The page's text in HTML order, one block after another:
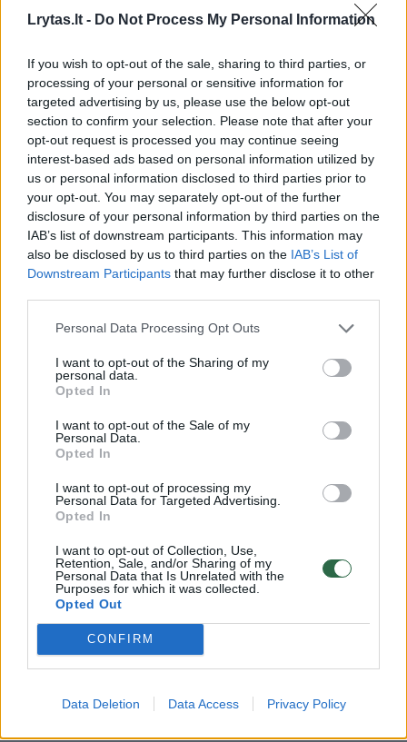
Lrytas.lt - Do Not Process My Personal Information
If you wish to opt-out of the sale, sharing to third parties, or
processing of your personal or sensitive information for
targeted advertising by us, please use the below opt-out
section to confirm your selection. Please note that after your
opt-out request is processed you may continue seeing
interest-based ads based on personal information utilized by
us or personal information disclosed to third parties prior to
your opt-out. You may separately opt-out of the further
disclosure of your personal information by third parties on the
IAB’s list of downstream participants. This information may
also be disclosed by us to third parties on the IAB’s List of
Downstream Participants that may further disclose it to other
Personal Data Processing Opt Outs
I want to opt-out of the Sharing of my
personal data.
Opted In
I want to opt-out of the Sale of my
Personal Data.
Opted In
I want to opt-out of processing my
Personal Data for Targeted Advertising.
Opted In
I want to opt-out of Collection, Use,
Retention, Sale, and/or Sharing of my
Personal Data that Is Unrelated with the
Purposes for which it was collected.
Opted Out
CONFIRM
Data Deletion Data Access Privacy Policy
Daugiau nuotraukų (8)
Eleonora Sebrova.
Asmeninio albumo nuotr.
Eleonora sako, kad jau keleri metai yra
pamiršusi, ką reiškia skustis kojas kiekvieną
dieną, įaugę plaukeliai ar bėrimai, ir linkėtų
tokį jausmą patirti kiekvienai moteriai.
„Viena labiausiai aptarinėjamų temų draugių
grožio priemonės. Būtent šios procedūros
rekomendaciją gavau iš draugės, todėl
manau, jog labai svarbu pasidalinti gerais
atradimais ne tik su draugėmis, bet ir su savo
sekėjais“, – dalinasi moteris.
Eleonora patikino, kad procedūra buvo
maloni ir visiškai neskausminga: „Centre labai